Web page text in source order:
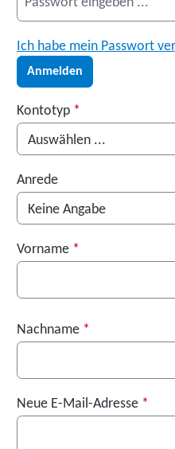
Ich habe mein Passwort
Anmelden
Persönliche
Kontotyp *
Anrede
Vorname *
Nachname *
Neue E-Mail-Adresse *